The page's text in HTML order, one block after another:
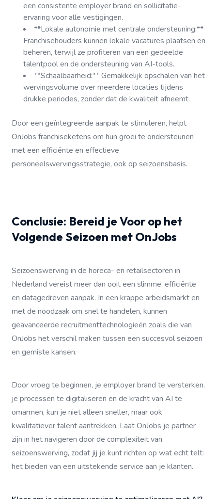
een consistente employer brand en sollicitatie-
ervaring voor alle vestigingen.
**Lokale autonomie met centrale ondersteuning:**
Franchisehouders kunnen lokale vacatures plaatsen en
beheren, terwijl ze profiteren van een gedeelde
talentpool en de ondersteuning van AI-tools.
**Schaalbaarheid:** Gemakkelijk opschalen van het
wervingsvolume over meerdere locaties tijdens
drukke periodes, zonder dat de kwaliteit afneemt.
Door een geïntegreerde aanpak te stimuleren, helpt
OnJobs franchiseketens om hun groei te ondersteunen
met een efficiënte en effectieve
personeelswervingsstrategie, ook op seizoensbasis.
Conclusie: Bereid je Voor op het
Volgende Seizoen met OnJobs
Seizoenswerving in de horeca- en retailsectoren in
Nederland vereist meer dan ooit een slimme, efficiënte
en datagedreven aanpak. In een krappe arbeidsmarkt en
met de noodzaak om snel te handelen, kunnen
geavanceerde recruitmenttechnologieën zoals die van
OnJobs het verschil maken tussen een succesvol seizoen
en gemiste kansen.
Door vroeg te beginnen, je employer brand te versterken,
je processen te digitaliseren en de kracht van AI te
omarmen, kun je niet alleen sneller, maar ook
kwalitatiever talent aantrekken. Laat OnJobs je partner
zijn in het navigeren door de complexiteit van
seizoenswerving, zodat jij je kunt richten op wat echt telt:
het bieden van een uitstekende service aan je klanten.